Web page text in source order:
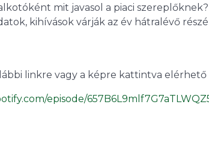
mit javasol a piaci szereplőknek?
kihívások várják az év hátralévő
linkre vagy a képre kattintva
episode/